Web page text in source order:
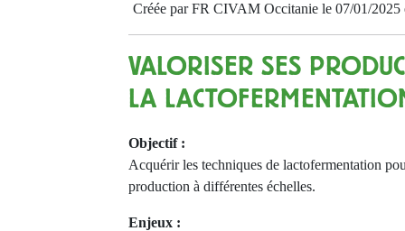
Créée par FR CIVAM Occitanie le 07/01/2025
VALORISER SES
LA
Objectif :
Acquérir les techniques de lactofermentation
production à différentes échelles.
Enjeux :